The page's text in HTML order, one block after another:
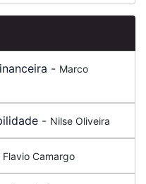
- Marco
- Nilse Oliveira
Flavio Camargo